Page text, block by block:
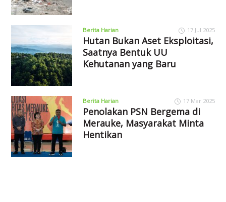
Berita Harian 17 Jul 2025
Hutan Bukan Aset Eksploitasi,
Saatnya Bentuk UU
Kehutanan yang Baru
Berita Harian 17 Mar 2025
Penolakan PSN Bergema di
Merauke, Masyarakat Minta
Hentikan